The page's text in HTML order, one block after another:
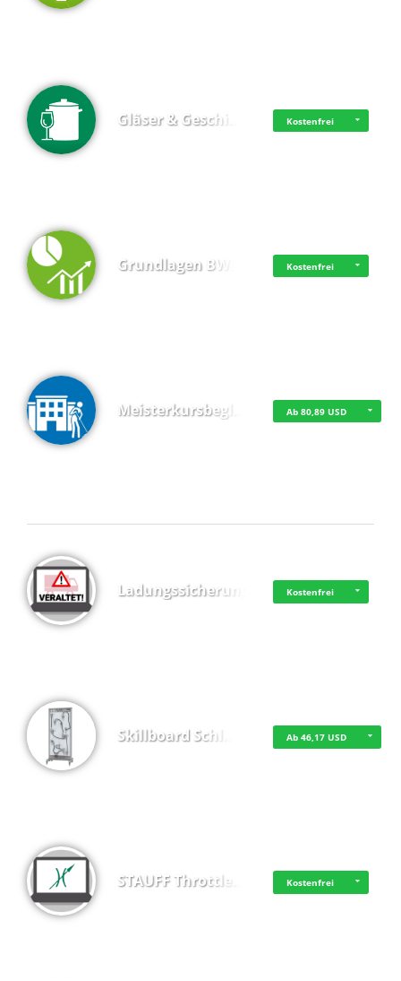
Gläser & Geschi… Kostenfrei
Grundlagen BWL Kostenfrei
Meisterkursbegl… Ab 80,89 USD
Ladungssicherung Kostenfrei
Skillboard Schl… Ab 46,17 USD
STAUFF Throttle… Kostenfrei